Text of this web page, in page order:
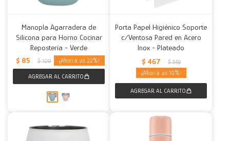
Manopla Agarradera de
Silicona para Horno Cocinar
Repostería - Verde
$ 85 $ 109 22
Porta Papel Higiénico Soporte
c/Ventosa Pared en Acero
Inox - Plateado
$ 467 $ 519
10